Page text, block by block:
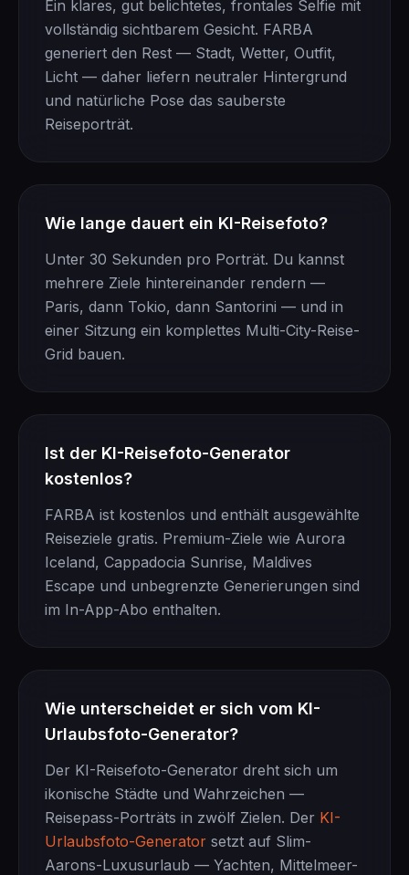
Ein klares, gut belichtetes, frontales Selfie mit
vollständig sichtbarem Gesicht. FARBA
generiert den Rest — Stadt, Wetter, Outfit,
Licht — daher liefern neutraler Hintergrund
und natürliche Pose das sauberste
Reiseporträt.
Wie lange dauert ein KI-Reisefoto?
Unter 30 Sekunden pro Porträt. Du kannst
mehrere Ziele hintereinander rendern —
Paris, dann Tokio, dann Santorini — und in
einer Sitzung ein komplettes Multi-City-Reise-
Grid bauen.
Ist der KI-Reisefoto-Generator
kostenlos?
FARBA ist kostenlos und enthält ausgewählte
Reiseziele gratis. Premium-Ziele wie Aurora
Iceland, Cappadocia Sunrise, Maldives
Escape und unbegrenzte Generierungen sind
im In-App-Abo enthalten.
Wie unterscheidet er sich vom KI-
Urlaubsfoto-Generator?
Der KI-Reisefoto-Generator dreht sich um
ikonische Städte und Wahrzeichen —
Reisepass-Porträts in zwölf Zielen. Der KI-
Urlaubsfoto-Generator setzt auf Slim-
Aarons-Luxusurlaub — Yachten, Mittelmeer-